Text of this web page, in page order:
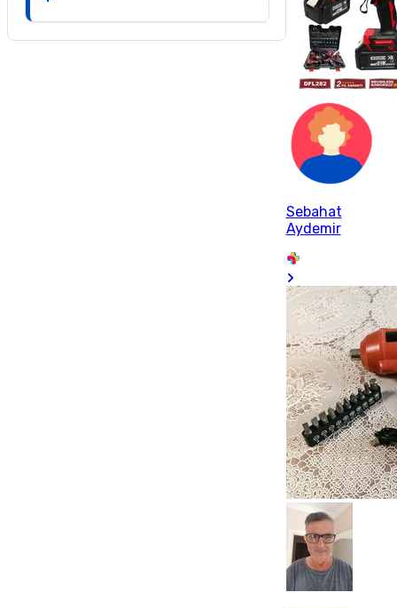
Sebahat
Aydemir